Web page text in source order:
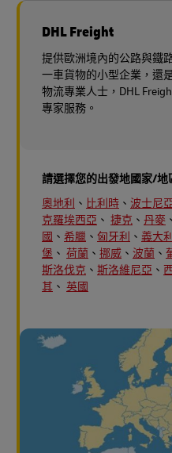
DHL Freight
提供歐洲境內的公路與鐵
一車貨物的小型企業，還
物流專業人士，DHL
專家服務。
請選擇您的出發地國家/地
奧地利 、 比利時 、 波士尼
克羅埃西亞 、 捷克 、 丹麥 、
國 、 希臘 、 匈牙利 、 義大利
堡 、 荷蘭 、 挪威 、 波蘭 、
斯洛伐克 、 斯洛維尼亞 、
其 、 英國